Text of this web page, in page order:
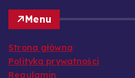
o
o
k
I
Menu
Strona główna
Polityka prywatności
Regulamin